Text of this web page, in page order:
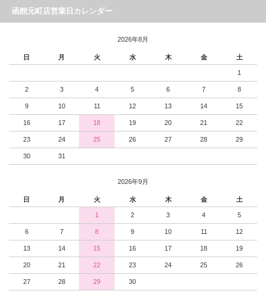
函館元町店営業日カレンダー
2026年8月
日 月 火 水 木 金 土
1
2 3 4 5 6 7 8
9 10 11 12 13 14 15
16 17 18 19 20 21 22
23 24 25 26 27 28 29
30 31
2026年9月
日 月 火 水 木 金 土
1 2 3 4 5
6 7 8 9 10 11 12
13 14 15 16 17 18 19
20 21 22 23 24 25 26
27 28 29 30